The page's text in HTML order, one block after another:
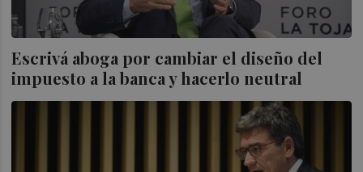
Escrivá aboga por cambiar el diseño del
impuesto a la banca y hacerlo neutral